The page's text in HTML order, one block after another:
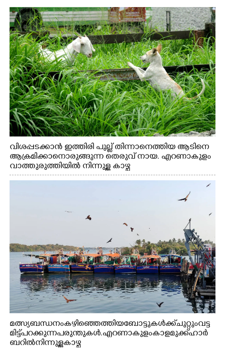
വിശപ്പടക്കാൻ ഇത്തിരി പുല്ല് തിന്നാനെത്തിയ ആടിനെ
ആക്രമിക്കാനൊരുങ്ങുന്ന തെരുവ് നായ. എറണാകുളം
വാത്തുരുത്തിയിൽ നിന്നുള്ള കാഴ്ച
മത്സ്യബന്ധനം കഴിഞ്ഞെത്തിയ ബോട്ടുകൾക്ക് ചുറ്റും വട്ട
മിട്ട് പറക്കുന്ന പരുന്തുകൾ. എറണാകുളം കാളമുക്ക് ഹാർ
ബറിൽ നിന്നുള്ള കാഴ്ച